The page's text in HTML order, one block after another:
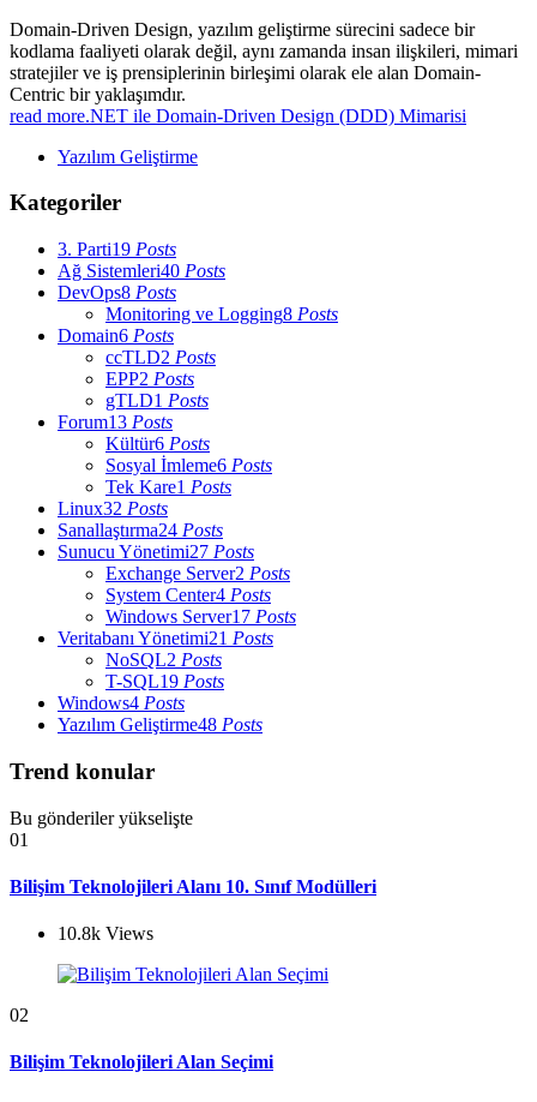
Domain-Driven Design, yazılım geliştirme sürecini sadece bir
kodlama faaliyeti olarak değil, aynı zamanda insan ilişkileri, mimari
stratejiler ve iş prensiplerinin birleşimi olarak ele alan Domain-
Centric bir yaklaşımdır.
read more.NET ile Domain-Driven Design (DDD) Mimarisi
Yazılım Geliştirme
Kategoriler
3. Parti19 Posts
Ağ Sistemleri40 Posts
DevOps8 Posts
Monitoring ve Logging8 Posts
Domain6 Posts
ccTLD2 Posts
EPP2 Posts
gTLD1 Posts
Forum13 Posts
Kültür6 Posts
Sosyal İmleme6 Posts
Tek Kare1 Posts
Linux32 Posts
Sanallaştırma24 Posts
Sunucu Yönetimi27 Posts
Exchange Server2 Posts
System Center4 Posts
Windows Server17 Posts
Veritabanı Yönetimi21 Posts
NoSQL2 Posts
T-SQL19 Posts
Windows4 Posts
Yazılım Geliştirme48 Posts
Trend konular
Bu gönderiler yükselişte
01
Bilişim Teknolojileri Alanı 10. Sınıf Modülleri
10.8k Views
02
Bilişim Teknolojileri Alan Seçimi